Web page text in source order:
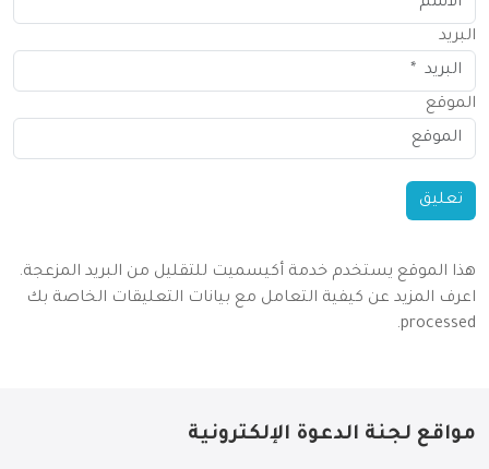
البريد
الموقع
هذا الموقع يستخدم خدمة أكيسميت للتقليل من البريد المزعجة.
اعرف المزيد عن كيفية التعامل مع بيانات التعليقات الخاصة بك
processed
.
مواقع لجنة الدعوة الإلكترونية